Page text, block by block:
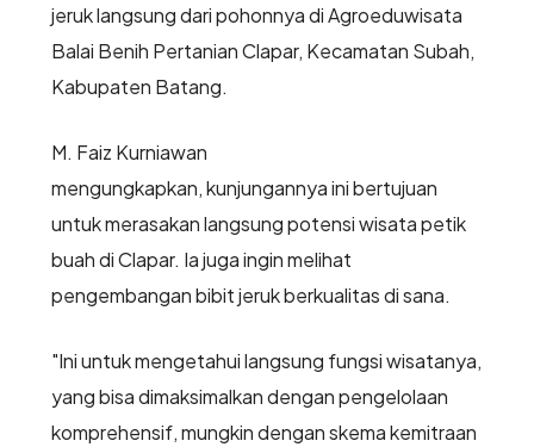
jeruk langsung dari pohonnya di Agroeduwisata
Balai Benih Pertanian Clapar, Kecamatan Subah,
Kabupaten Batang.
M. Faiz Kurniawan
mengungkapkan, kunjungannya ini bertujuan
untuk merasakan langsung potensi wisata petik
buah di Clapar. Ia juga ingin melihat
pengembangan bibit jeruk berkualitas di sana.
"Ini untuk mengetahui langsung fungsi wisatanya,
yang bisa dimaksimalkan dengan pengelolaan
komprehensif, mungkin dengan skema kemitraan